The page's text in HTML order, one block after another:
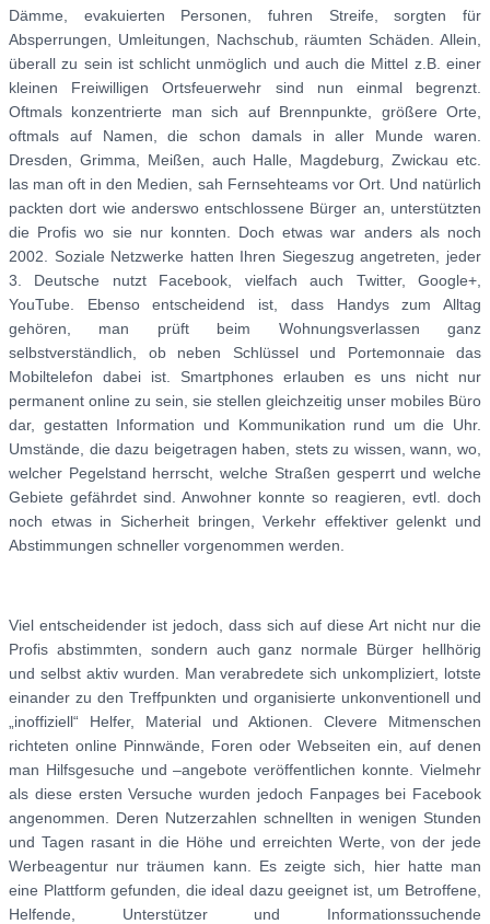
Dämme, evakuierten Personen, fuhren Streife, sorgten für
Absperrungen, Umleitungen, Nachschub, räumten Schäden. Allein,
überall zu sein ist schlicht unmöglich und auch die Mittel z.B. einer
kleinen Freiwilligen Ortsfeuerwehr sind nun einmal begrenzt.
Oftmals konzentrierte man sich auf Brennpunkte, größere Orte,
oftmals auf Namen, die schon damals in aller Munde waren.
Dresden, Grimma, Meißen, auch Halle, Magdeburg, Zwickau etc.
las man oft in den Medien, sah Fernsehteams vor Ort. Und natürlich
packten dort wie anderswo entschlossene Bürger an, unterstützten
die Profis wo sie nur konnten. Doch etwas war anders als noch
2002. Soziale Netzwerke hatten Ihren Siegeszug angetreten, jeder
3. Deutsche nutzt Facebook, vielfach auch Twitter, Google+,
YouTube. Ebenso entscheidend ist, dass Handys zum Alltag
gehören, man prüft beim Wohnungsverlassen ganz
selbstverständlich, ob neben Schlüssel und Portemonnaie das
Mobiltelefon dabei ist. Smartphones erlauben es uns nicht nur
permanent online zu sein, sie stellen gleichzeitig unser mobiles Büro
dar, gestatten Information und Kommunikation rund um die Uhr.
Umstände, die dazu beigetragen haben, stets zu wissen, wann, wo,
welcher Pegelstand herrscht, welche Straßen gesperrt und welche
Gebiete gefährdet sind. Anwohner konnte so reagieren, evtl. doch
noch etwas in Sicherheit bringen, Verkehr effektiver gelenkt und
Abstimmungen schneller vorgenommen werden.
Viel entscheidender ist jedoch, dass sich auf diese Art nicht nur die
Profis abstimmten, sondern auch ganz normale Bürger hellhörig
und selbst aktiv wurden. Man verabredete sich unkompliziert, lotste
einander zu den Treffpunkten und organisierte unkonventionell und
„inoffiziell“ Helfer, Material und Aktionen. Clevere Mitmenschen
richteten online Pinnwände, Foren oder Webseiten ein, auf denen
man Hilfsgesuche und –angebote veröffentlichen konnte. Vielmehr
als diese ersten Versuche wurden jedoch Fanpages bei Facebook
angenommen. Deren Nutzerzahlen schnellten in wenigen Stunden
und Tagen rasant in die Höhe und erreichten Werte, von der jede
Werbeagentur nur träumen kann. Es zeigte sich, hier hatte man
eine Plattform gefunden, die ideal dazu geeignet ist, um Betroffene,
Helfende, Unterstützer und Informationssuchende